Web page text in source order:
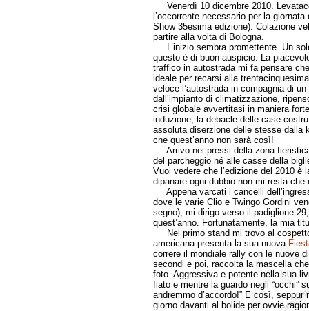
Venerdì 10 dicembre 2010.
l’occorrente necessario per la
Show 35esima edizione). Colazione
partire alla volta di Bologna.
L’inizio sembra promettente. Un
questo è di buon auspicio. La
traffico in autostrada mi fa pensare
ideale per recarsi alla
veloce l’autostrada in compagnia di
dall’impianto di climatizzazione,
crisi globale avvertitasi in maniera
induzione, la debacle delle case
assoluta diserzione delle stesse dalla
che quest’anno non sarà così!
Arrivo nei pressi della zona
del parcheggio né alle casse della
Vuoi vedere che l’edizione del 2010 è
dipanare ogni dubbio non mi resta che
Appena varcati i cancelli
dove le varie Clio e Twingo Gordini
segno), mi dirigo verso il padiglione
quest’anno. Fortunatamente, la mia
Nel primo stand mi trovo al
americana presenta la sua nuova
correre il mondiale rally con le nuove
secondi e poi, raccolta la mascella
foto. Aggressiva e potente nella sua
fiato e mentre la guardo negli “occhi”
andremmo d’accordo!” E così,
giorno davanti al bolide per ovvie